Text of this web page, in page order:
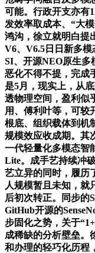
可能。行政开支亦有
发效率取成本、“大
鸿沟，徐立就明白提
V6、V6.5日日新多模
SI、开源NEO原生多
恶化不得不提，完成
是5月，现实上，从
透物理空间，盈利似
用、傅利叶等，可较
根底、组织载体到机
规模效应收成期。其
一代轻量化多模态智
Lite。成手艺持续冲
艺立异的同时，履历
人规模暂且未知，就
后初次转正。同步的
GitHub开源的
步固化之势，关于
成稀缺的分析壁垒。
和办理的轻巧化历程